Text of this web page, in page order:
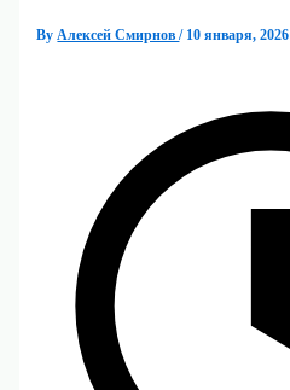
ByАлексей Смирнов/ 10 января, 2026